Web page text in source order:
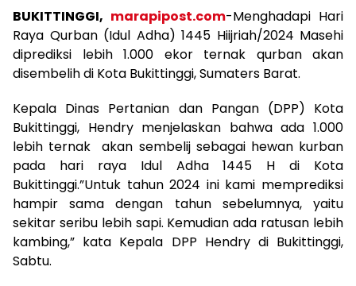
BUKITTINGGI, marapipost.com-Menghadapi Hari
Raya Qurban (Idul Adha) 1445 Hiijriah/2024 Masehi
diprediksi lebih 1.000 ekor ternak qurban akan
disembelih di Kota Bukittinggi, Sumaters Barat.
Kepala Dinas Pertanian dan Pangan (DPP) Kota
Bukittinggi, Hendry menjelaskan bahwa ada 1.000
lebih ternak akan sembelij sebagai hewan kurban
pada hari raya Idul Adha 1445 H di Kota
Bukittinggi.”Untuk tahun 2024 ini kami memprediksi
hampir sama dengan tahun sebelumnya, yaitu
sekitar seribu lebih sapi. Kemudian ada ratusan lebih
kambing,” kata Kepala DPP Hendry di Bukittinggi,
Sabtu.